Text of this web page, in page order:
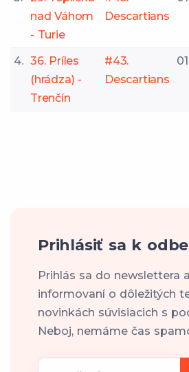
nad Váhom
- Turie
Descartians
4. 36. Príles
(hrádza) -
Trenčín
#43.
Descartians
Prihlásiť sa k
Prihlás sa do newslettera
informovaní o dôležitých
novinkách súvisiacich s
Neboj, nemáme čas